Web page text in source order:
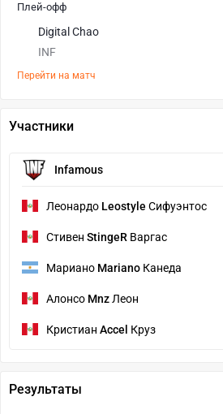
Digital Chao
INF
Перейти на матч
Плей-офф
Участники
Infamous
Леонардо Leostyle Сифуэнтос
Стивен StingeR Варгас
Мариано Mariano Канеда
Алонсо Mnz Леон
Кристиан Accel Круз
Результаты